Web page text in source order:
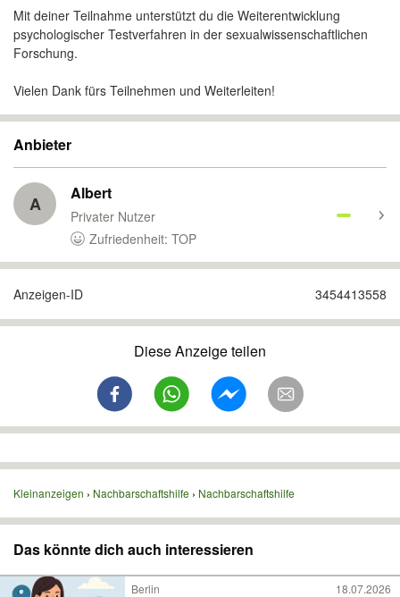
Mit deiner Teilnahme unterstützt du die Weiterentwicklung
psychologischer Testverfahren in der sexualwissenschaftlichen
Forschung.
Vielen Dank fürs Teilnehmen und Weiterleiten!
Anbieter
A Albert
Privater Nutzer
Zufriedenheit: TOP
Anzeigen-ID 3454413558
Diese Anzeige teilen
Kleinanzeigen Nachbarschaftshilfe Nachbarschaftshilfe
Das könnte dich auch interessieren
Berlin 18.07.2026